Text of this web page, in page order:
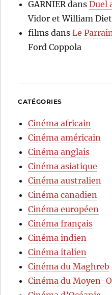
GARNIERdansDuel
Vidor et William
films dansLe
Ford Coppola
CATÉGORIES
Cinéma africain
Cinéma américain
Cinéma anglais
Cinéma asiatique
Cinéma australien
Cinéma canadien
Cinéma européen
Cinéma français
Cinéma indien
Cinéma italien
Cinéma du Maghreb
Cinéma du Moyen-